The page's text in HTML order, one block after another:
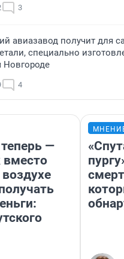
3
авиазавод получит для
специально
4
—
вместо